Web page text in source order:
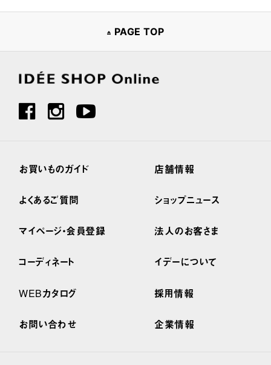
PAGE TOP
お買いものガイド
よくあるご質問
マイページ・会員登録
コーディネート
WEBカタログ
お問い合わせ
店舗情報
ショップニュース
法人のお客さま
イデーについて
採用情報
企業情報